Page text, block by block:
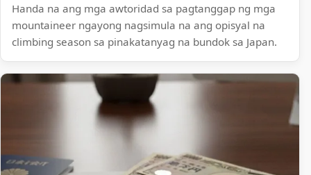
Handa na ang mga awtoridad sa pagtanggap ng mga
mountaineer ngayong nagsimula na ang opisyal na
climbing season sa pinakatanyag na bundok sa Japan.